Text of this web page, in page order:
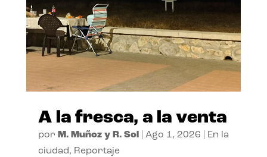
A la fresca, a la venta
por M. Muñoz y R. Sol| Ago 1, 2026
En la
ciudad, Reportaje